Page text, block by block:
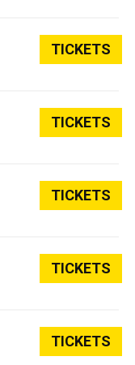
TICKETS
TICKETS
TICKETS
TICKETS
TICKETS